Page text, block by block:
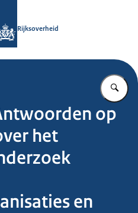
Rijksoverheid
op
het
en